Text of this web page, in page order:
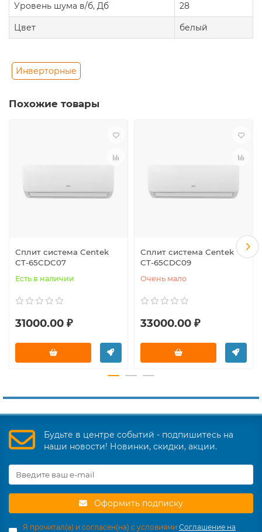
Уровень шума в/б, Дб 28
Цвет белый
Инверторные
Похожие товары
Сплит система Centek
CT-65CDC07
Есть в наличии
31000.00 ₽
Сплит система Centek
CT-65CDC09
Очень мало
33000.00 ₽
Будьте в центре событий - подпишитесь на
наши новости! Новинки, скидки, акции.
Оформить подписку
Я прочитал(а) и согласен(на) с условиями Соглашение на